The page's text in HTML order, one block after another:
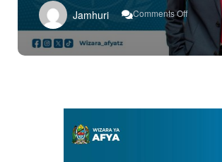
Jamhuri Comments Off
On
Hongera
Janabi